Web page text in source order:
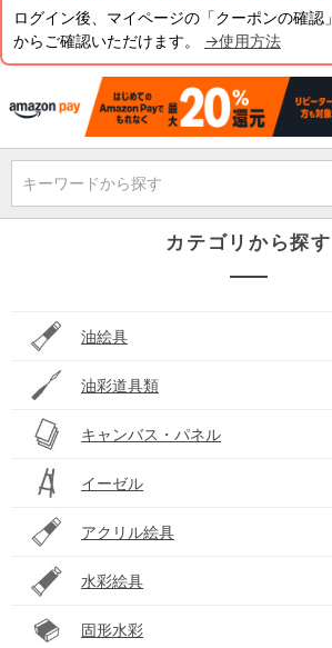
ログイン後、マイページの「クーポンの確認」
からご確認いただけます。 →使用方法
キーワードから探す
カテゴリから探す
油絵具
油彩道具類
キャンバス・パネル
イーゼル
アクリル絵具
水彩絵具
固形水彩